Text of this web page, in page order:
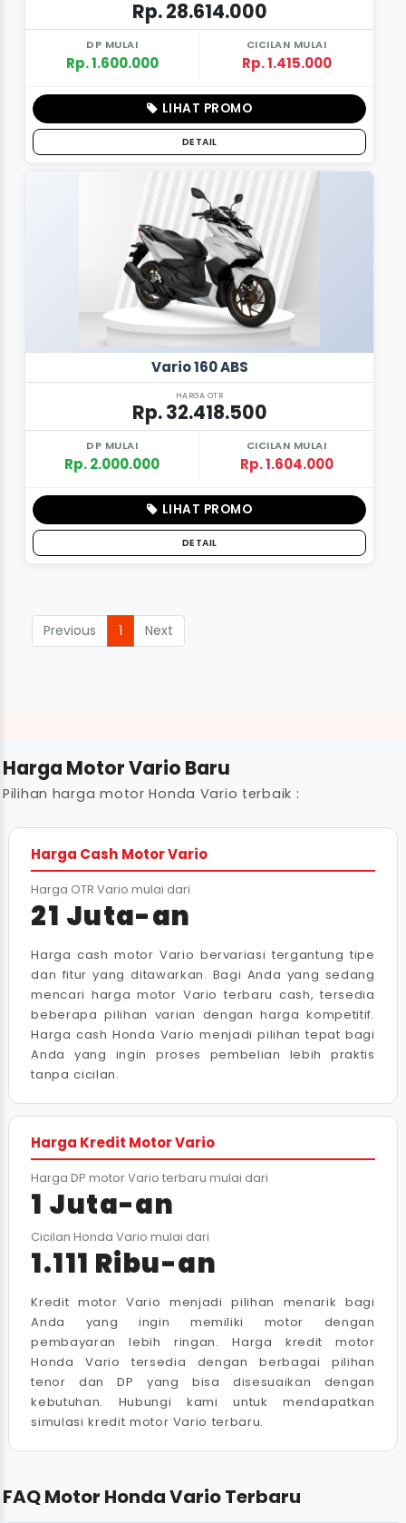
Rp. 28.614.000
DP MULAI
Rp. 1.600.000
CICILAN MULAI
Rp. 1.415.000
LIHAT PROMO
DETAIL
Vario 160 ABS
HARGA OTR
Rp. 32.418.500
DP MULAI
Rp. 2.000.000
CICILAN MULAI
Rp. 1.604.000
LIHAT PROMO
DETAIL
Previous 1 Next
Harga Motor Vario Baru
Pilihan harga motor Honda Vario terbaik :
Harga Cash Motor Vario
Harga OTR Vario mulai dari
21 Juta-an
Harga cash motor Vario bervariasi tergantung tipe
dan fitur yang ditawarkan. Bagi Anda yang sedang
mencari harga motor Vario terbaru cash, tersedia
beberapa pilihan varian dengan harga kompetitif.
Harga cash Honda Vario menjadi pilihan tepat bagi
Anda yang ingin proses pembelian lebih praktis
tanpa cicilan.
Harga Kredit Motor Vario
Harga DP motor Vario terbaru mulai dari
1 Juta-an
Cicilan Honda Vario mulai dari
1.111 Ribu-an
Kredit motor Vario menjadi pilihan menarik bagi
Anda yang ingin memiliki motor dengan
pembayaran lebih ringan. Harga kredit motor
Honda Vario tersedia dengan berbagai pilihan
tenor dan DP yang bisa disesuaikan dengan
kebutuhan. Hubungi kami untuk mendapatkan
simulasi kredit motor Vario terbaru.
FAQ Motor Honda Vario Terbaru